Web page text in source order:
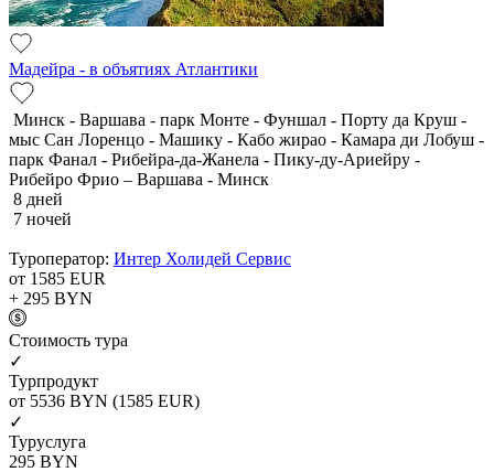
Мадейра - в объятиях Атлантики
Минск - Варшава - парк Монте - Фуншал - Порту да Круш -
мыс Сан Лоренцо - Машику - Кабо жирао - Камара ди Лобуш -
парк Фанал - Рибейра-да-Жанела - Пику-ду-Ариейру -
Рибейро Фрио – Варшава - Минск
8 дней
7 ночей
Туроператор: Интер Холидей Сервис
от 1585 EUR
+ 295 BYN
Cтоимость тура
✓
Турпродукт
от 5536 BYN (1585 EUR)
✓
Туруслуга
295 BYN